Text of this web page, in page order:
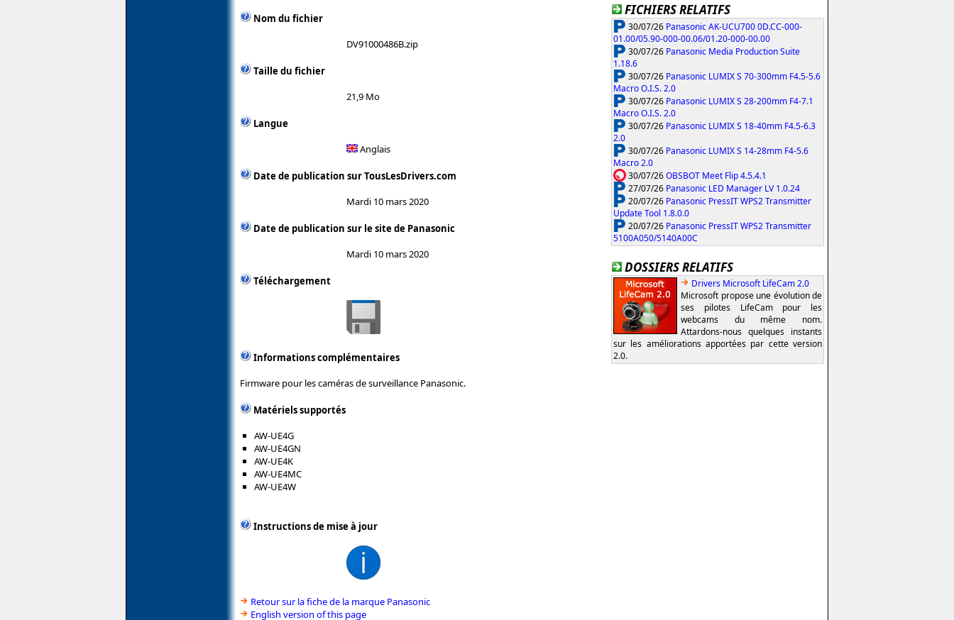
Nom du fichier
DV91000486B.zip
Taille du fichier
21,9 Mo
Langue
Anglais
Date de publication sur TousLesDrivers.com
Mardi 10 mars 2020
Date de publication sur le site de Panasonic
Mardi 10 mars 2020
Téléchargement
Informations complémentaires
Firmware pour les caméras de surveillance Panasonic.
Matériels supportés
AW-UE4G
AW-UE4GN
AW-UE4K
AW-UE4MC
AW-UE4W
Instructions de mise à jour
Retour sur la fiche de la marque Panasonic
English version of this page
FICHIERS RELATIFS
30/07/26 Panasonic AK-UCU700 0D.CC-000-
01.00/05.90-000-00.06/01.20-000-00.00
30/07/26 Panasonic Media Production Suite
1.18.6
30/07/26 Panasonic LUMIX S 70-300mm F4.5-5.6
Macro O.I.S. 2.0
30/07/26 Panasonic LUMIX S 28-200mm F4-7.1
Macro O.I.S. 2.0
30/07/26 Panasonic LUMIX S 18-40mm F4.5-6.3
2.0
30/07/26 Panasonic LUMIX S 14-28mm F4-5.6
Macro 2.0
30/07/26OBSBOT Meet Flip 4.5.4.1
27/07/26 Panasonic LED Manager LV 1.0.24
20/07/26 Panasonic PressIT WPS2 Transmitter
Update Tool 1.8.0.0
20/07/26 Panasonic PressIT WPS2 Transmitter
5100A050/5140A00C
DOSSIERS RELATIFS
Drivers Microsoft LifeCam 2.0
Microsoft propose une évolution de
ses pilotes LifeCam pour les
webcams du même nom.
Attardons-nous quelques instants
sur les améliorations apportées par cette version
2.0.